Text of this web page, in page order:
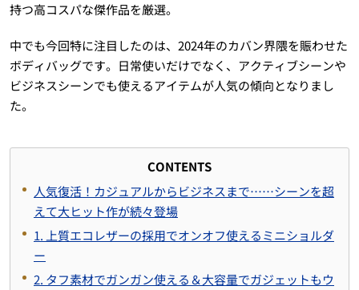
持つ高コスパな傑作品を厳選。
中でも今回特に注目したのは、2024年のカバン界隈を賑わせた
ボディバッグです。日常使いだけでなく、アクティブシーンや
ビジネスシーンでも使えるアイテムが人気の傾向となりまし
た。
CONTENTS
人気復活！カジュアルからビジネスまで……シーンを超
えて大ヒット作が続々登場
1. 上質エコレザーの採用でオンオフ使えるミニショルダ
ー
2. タフ素材でガンガン使える＆大容量でガジェットもウ